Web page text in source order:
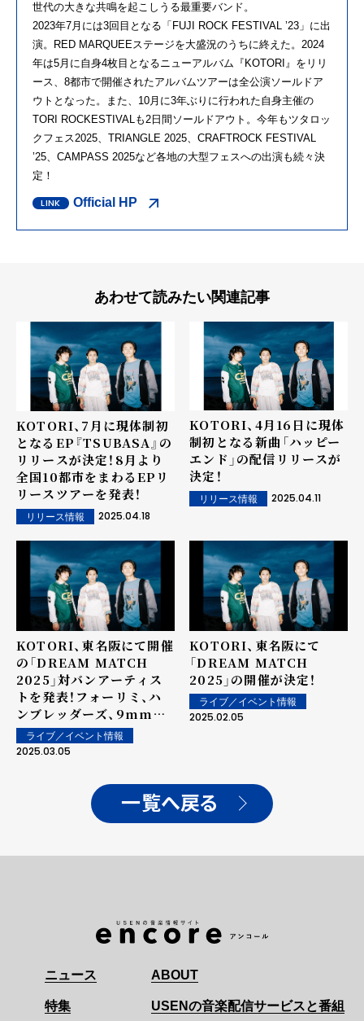
世代の大きな共鳴を起こしうる最重要バンド。
2023年7月には3回目となる「FUJI ROCK FESTIVAL ’23」に出
演。RED MARQUEEステージを大盛況のうちに終えた。2024
年は5月に自身4枚目となるニューアルバム『KOTORI』をリリ
ース、8都市で開催されたアルバムツアーは全公演ソールドア
ウトとなった。また、10月に3年ぶりに行われた自身主催の
TORI ROCKESTIVALも2日間ソールドアウト。今年もツタロッ
クフェス2025、TRIANGLE 2025、CRAFTROCK FESTIVAL
’25、CAMPASS 2025など各地の大型フェスへの出演も続々決
定！
Official HP
あわせて読みたい関連記事
KOTORI、7月に現体制初
となるEP『TSUBASA』の
リリースが決定！8月より
全国10都市をまわるEPリ
リースツアーを発表！
リリース情報 2025.04.18
KOTORI、4月16日に現体
制初となる新曲「ハッピー
エンド」の配信リリースが
決定！
リリース情報 2025.04.11
KOTORI、東名阪にて開催
の「DREAM MATCH
2025」対バンアーティス
トを発表！フォーリミ、ハ
ンブレッダーズ、9mmが
参戦！
ライブ／イベント情報
2025.03.05
KOTORI、東名阪にて
「DREAM MATCH
2025」の開催が決定！
ライブ／イベント情報
2025.02.05
一覧へ戻る
ニュース
特集
ABOUT
USENの音楽配信サービスと番組